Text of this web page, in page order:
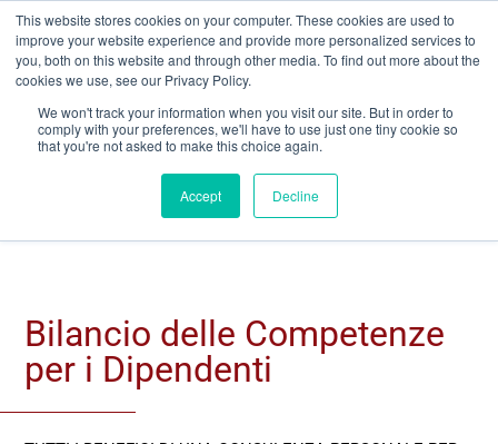
This website stores cookies on your computer. These cookies are used to
improve your website experience and provide more personalized services to
you, both on this website and through other media. To find out more about the
cookies we use, see our Privacy Policy.
We won't track your information when you visit our site. But in order to
comply with your preferences, we'll have to use just one tiny cookie so
that you're not asked to make this choice again.
Accept Decline
Bilancio delle Competenze
per i Dipendenti